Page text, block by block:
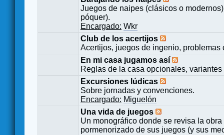
Juegos de naipes (clásicos o
póquer).
Encargado: Wkr
Club de los acertijos
Acertijos, juegos de ingenio,
En mi casa jugamos así
Reglas de la casa opcionales,
Excursiones lúdicas
Sobre jornadas y convenciones.
Encargado: Miguelón
Una vida de juegos
Un monográfico donde se revisa la
pormenorizado de sus juegos (y sus